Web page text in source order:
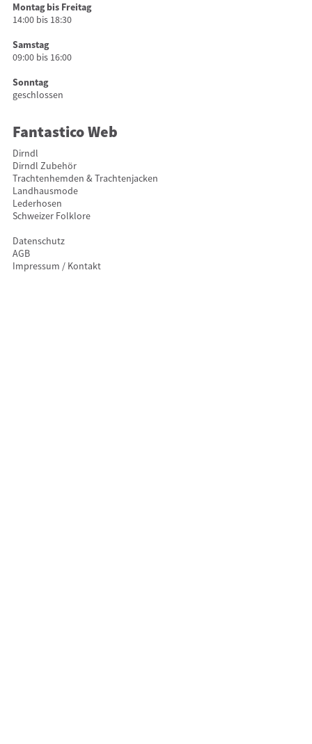
Montag bis Freitag
14:00 bis 18:30
Samstag
09:00 bis 16:00
Sonntag
geschlossen
Fantastico Web
Dirndl
Dirndl Zubehör
Trachtenhemden & Trachtenjacken
Landhausmode
Lederhosen
Schweizer Folklore
Datenschutz
AGB
Impressum / Kontakt